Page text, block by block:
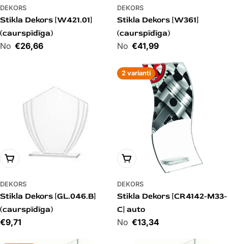
DEKORS
Stikla Dekors [W421.01]
(caurspīdīga)
Cena€26,66
DEKORS
Stikla Dekors [W361]
(caurspīdīga)
Cena€41,99
PIEVIENOT GROZAM
DEKORS
Stikla Dekors [GL.046.B]
(caurspīdīga)
Cena
€9,71
2 varianti
PIEVIENOT GROZAM
DEKORS
Stikla Dekors [CR4142-M33-
C] auto
Cena€13,34